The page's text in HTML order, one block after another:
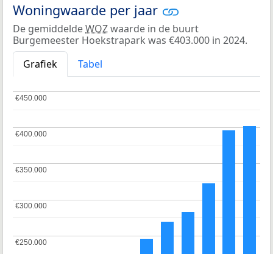
Woningwaarde per jaar
De gemiddeldeWOZwaarde in de buurt
Burgemeester Hoekstrapark was €403.000 in 2024.
Grafiek
Tabel
€250.000
€250.000
€300.000
€300.000
€350.000
€350.000
€400.000
€400.000
€450.000
€450.000